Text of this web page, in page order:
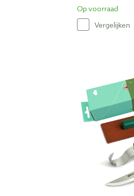
Op voorraad
Vergelijken